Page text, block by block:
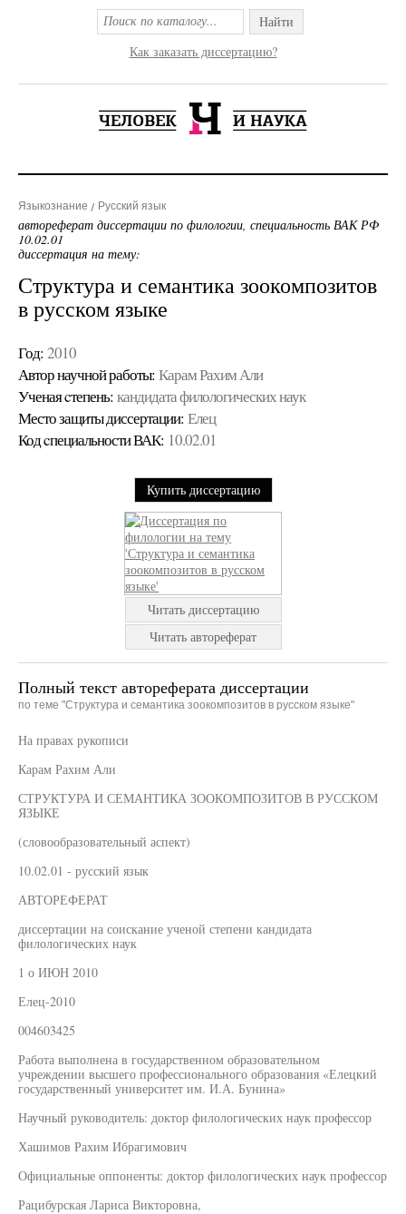
Найти
Как заказать диссертацию?
Языкознание Русский язык
автореферат диссертации по филологии, специальность ВАК РФ
10.02.01
диссертация на тему:
Структура и семантика зоокомпозитов
в русском языке
Год: 2010
Автор научной работы: Карам Рахим Али
Ученая cтепень: кандидата филологических наук
Место защиты диссертации: Елец
Код cпециальности ВАК: 10.02.01
Купить диссертацию
Читать диссертацию
Читать автореферат
Полный текст автореферата диссертации
по теме "Структура и семантика зоокомпозитов в русском языке"
На правах рукописи
Карам Рахим Али
СТРУКТУРА И СЕМАНТИКА ЗООКОМПОЗИТОВ В РУССКОМ
ЯЗЫКЕ
(словообразовательный аспект)
10.02.01 - русский язык
АВТОРЕФЕРАТ
диссертации на соискание ученой степени кандидата
филологических наук
1 о ИЮН 2010
Елец-2010
004603425
Работа выполнена в государственном образовательном
учреждении высшего профессионального образования «Елецкий
государственный университет им. И.А. Бунина»
Научный руководитель: доктор филологических наук профессор
Хашимов Рахим Ибрагимович
Официальные оппоненты: доктор филологических наук профессор
Рацибурская Лариса Викторовна,